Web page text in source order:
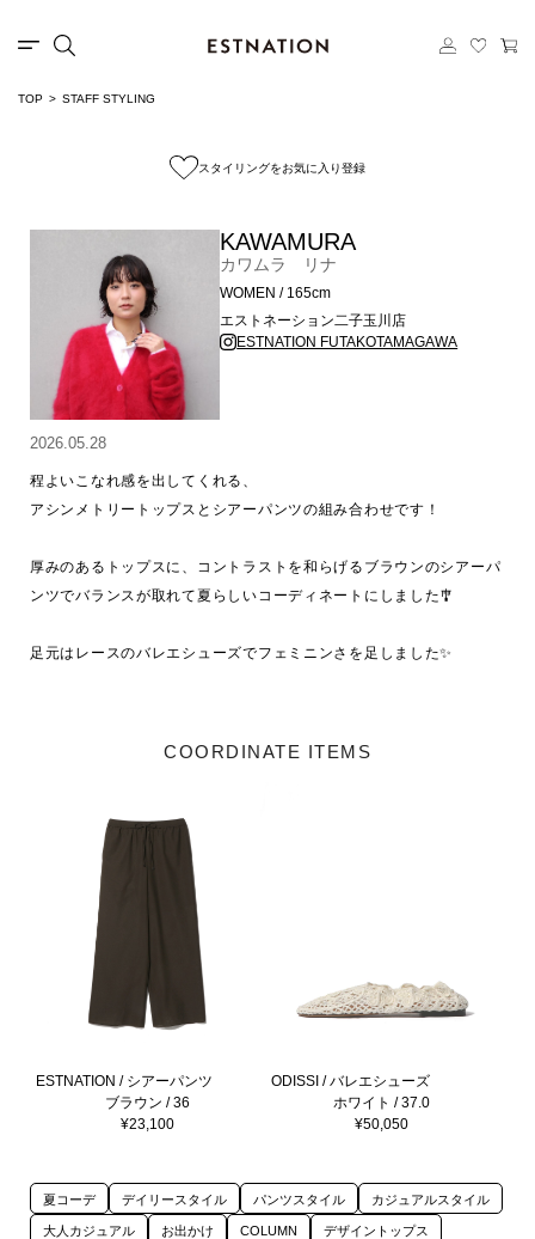
TOP STAFF STYLING
スタイリングをお気に入り登録
KAWAMURA
カワムラ リナ
WOMEN / 165cm
エストネーション二子玉川店
ESTNATION FUTAKOTAMAGAWA
2026.05.28
程よいこなれ感を出してくれる、
アシンメトリートップスとシアーパンツの組み合わせです！
厚みのあるトップスに、コントラストを和らげるブラウンのシアーパ
ンツでバランスが取れて夏らしいコーディネートにしました🎐
足元はレースのバレエシューズでフェミニンさを足しました✨️
COORDINATE ITEMS
ESTNATION / シアーパンツ
ブラウン / 36
¥23,100
ODISSI / バレエシューズ
ホワイト / 37.0
¥50,050
夏コーデ デイリースタイル パンツスタイル カジュアルスタイル
大人カジュアル お出かけ COLUMN デザイントップス